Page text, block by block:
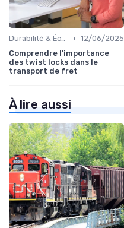
Durabilité & Écologie • 12/06/2025
Comprendre l'importance
des twist locks dans le
transport de fret
À lire aussi